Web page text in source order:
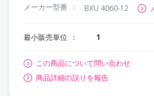
メーカー型番
BXU 4060-12
最小販売単位 1
この商品について問い合わせ
商品詳細の誤りを報告